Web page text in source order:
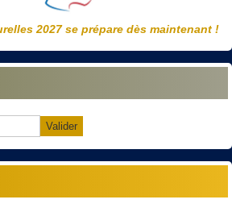
2027 se prépare dès maintenant !
Valider